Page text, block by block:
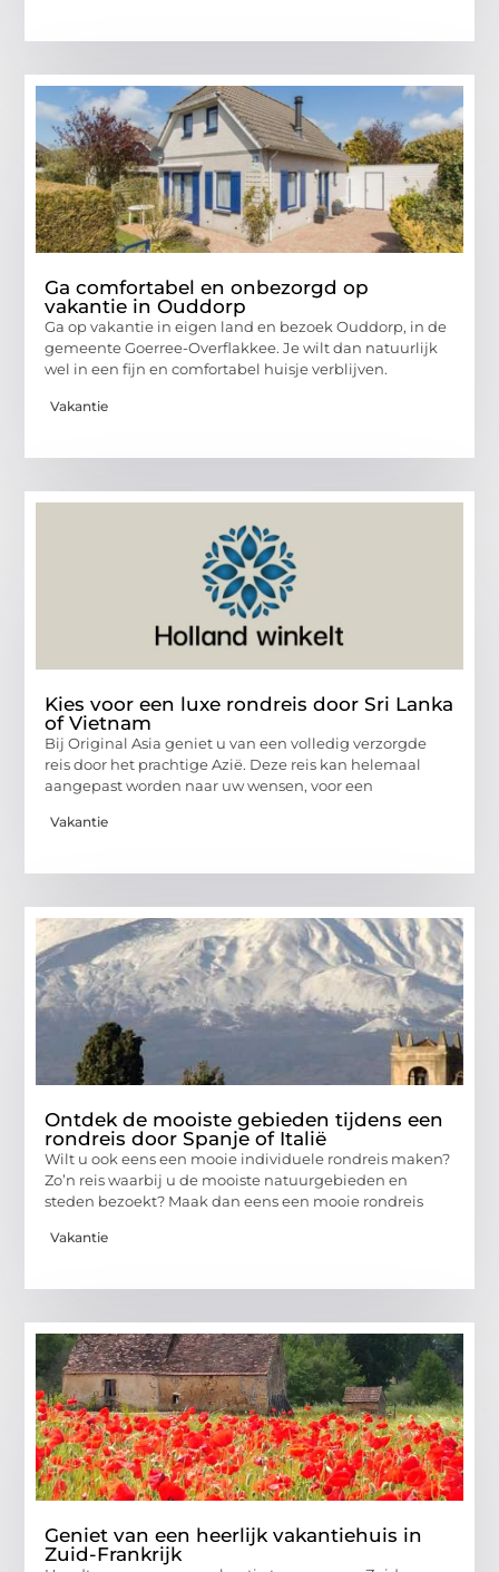
Ga comfortabel en onbezorgd op
vakantie in Ouddorp
Ga op vakantie in eigen land en bezoek Ouddorp, in de
gemeente Goerree-Overflakkee. Je wilt dan natuurlijk
wel in een fijn en comfortabel huisje verblijven.
Vakantie
Kies voor een luxe rondreis door Sri Lanka
of Vietnam
Bij Original Asia geniet u van een volledig verzorgde
reis door het prachtige Azië. Deze reis kan helemaal
aangepast worden naar uw wensen, voor een
Vakantie
Ontdek de mooiste gebieden tijdens een
rondreis door Spanje of Italië
Wilt u ook eens een mooie individuele rondreis maken?
Zo’n reis waarbij u de mooiste natuurgebieden en
steden bezoekt? Maak dan eens een mooie rondreis
Vakantie
Geniet van een heerlijk vakantiehuis in
Zuid-Frankrijk